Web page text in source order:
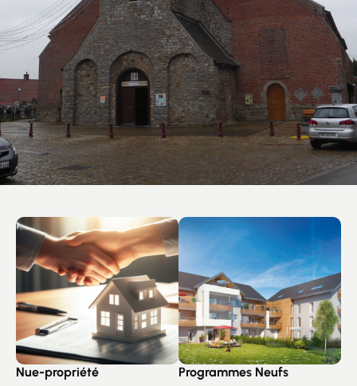
Nue-propriété Programmes Neufs